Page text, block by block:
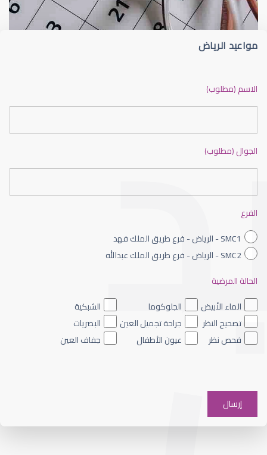
ضعف نظر الاطفال
ضعف نظر العين اليسرى
مواعيد الرياض
الاسم (مطلوب)
الجوال (مطلوب)
الفرع
SMC1 - الرياض - فرع طريق الملك فهد
SMC2 - الرياض - فرع طريق الملك عبدالله
الحالة المرضية
الماء الأبيض
الجلوكوما
الشبكية
تصحيح النظر
جراحة تجميل العين
البصريات
فحص نظر
عيون الأطفال جفاف العين